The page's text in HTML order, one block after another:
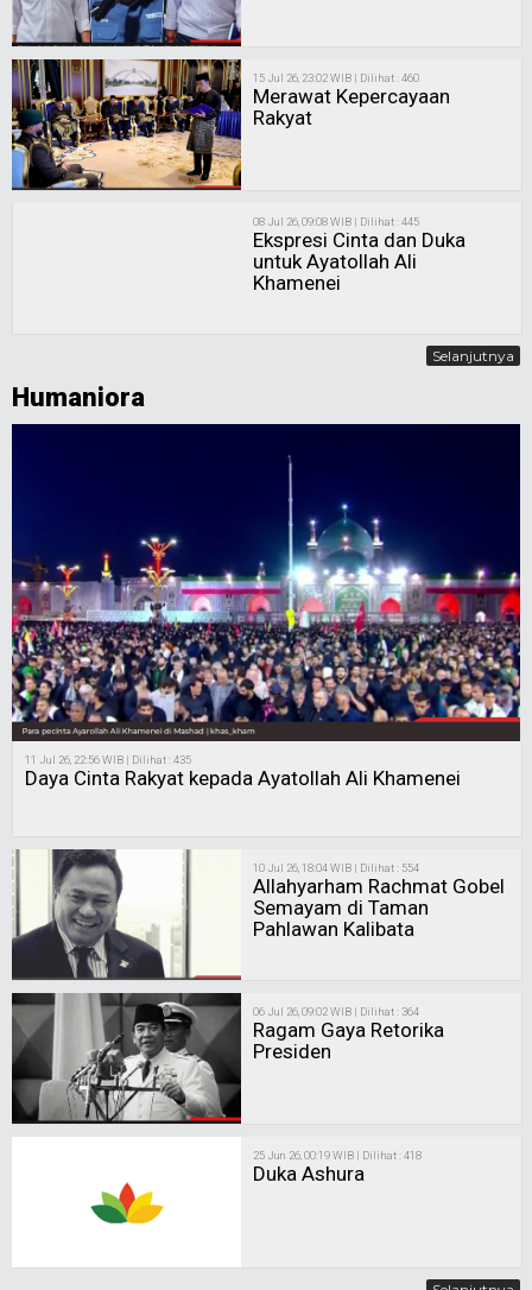
15 Jul 26, 23:02 WIB | Dilihat : 460
Merawat Kepercayaan
Rakyat
08 Jul 26, 09:08 WIB | Dilihat : 445
Ekspresi Cinta dan Duka
untuk Ayatollah Ali
Khamenei
Selanjutnya
Humaniora
11 Jul 26, 22:56 WIB | Dilihat : 435
Daya Cinta Rakyat kepada Ayatollah Ali Khamenei
10 Jul 26, 18:04 WIB | Dilihat : 554
Allahyarham Rachmat Gobel
Semayam di Taman
Pahlawan Kalibata
06 Jul 26, 09:02 WIB | Dilihat : 364
Ragam Gaya Retorika
Presiden
25 Jun 26, 00:19 WIB | Dilihat : 418
Duka Ashura